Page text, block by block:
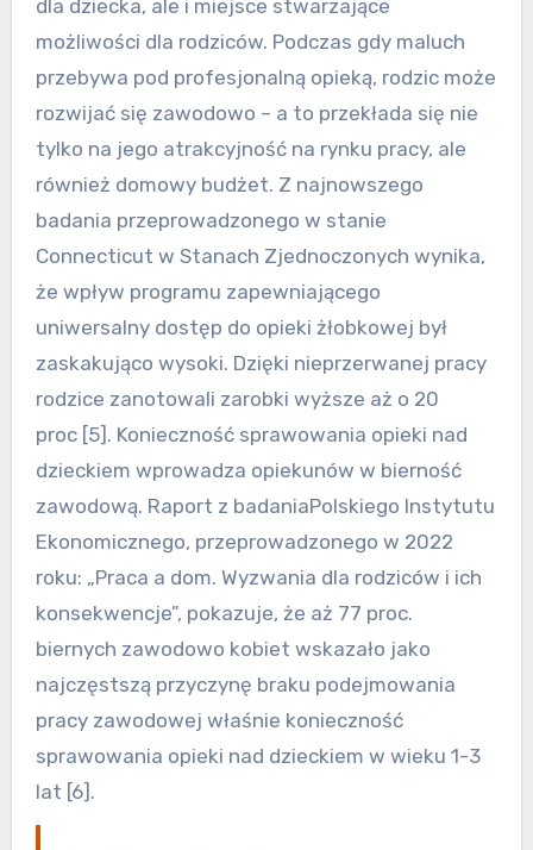
dla dziecka, ale i miejsce stwarzające
możliwości dla rodziców. Podczas gdy maluch
przebywa pod profesjonalną opieką, rodzic może
rozwijać się zawodowo – a to przekłada się nie
tylko na jego atrakcyjność na rynku pracy, ale
również domowy budżet. Z najnowszego
badania przeprowadzonego w stanie
Connecticut w Stanach Zjednoczonych wynika,
że wpływ programu zapewniającego
uniwersalny dostęp do opieki żłobkowej był
zaskakująco wysoki. Dzięki nieprzerwanej pracy
rodzice zanotowali zarobki wyższe aż o 20
proc [5]. Konieczność sprawowania opieki nad
dzieckiem wprowadza opiekunów w bierność
zawodową. Raport z badaniaPolskiego Instytutu
Ekonomicznego, przeprowadzonego w 2022
roku: „Praca a dom. Wyzwania dla rodziców i ich
konsekwencje”, pokazuje, że aż 77 proc.
biernych zawodowo kobiet wskazało jako
najczęstszą przyczynę braku podejmowania
pracy zawodowej właśnie konieczność
sprawowania opieki nad dzieckiem w wieku 1-3
lat [6].